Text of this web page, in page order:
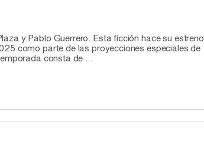
y Pablo Guerrero. Esta ficción hace su estreno
como parte de las proyecciones especiales de
consta de ...